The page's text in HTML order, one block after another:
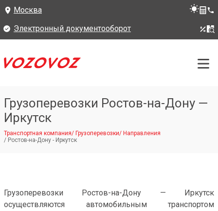
Москва
Электронный документооборот
Грузоперевозки Ростов-на-Дону —
Иркутск
Транспортная компания/ Грузоперевозки/ Направления
/ Ростов-на-Дону - Иркутск
Грузоперевозки Ростов-на-Дону — Иркутск
осуществляются автомобильным транспортом